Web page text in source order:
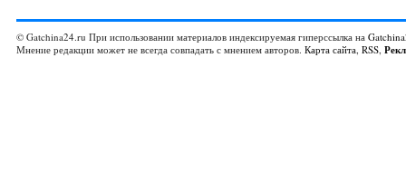
© Gatchina24.ru При использовании материалов индексируемая гиперссылка на
Мнение редакции может не всегда совпадать с мнением авторов. Карта сайта, RSS,